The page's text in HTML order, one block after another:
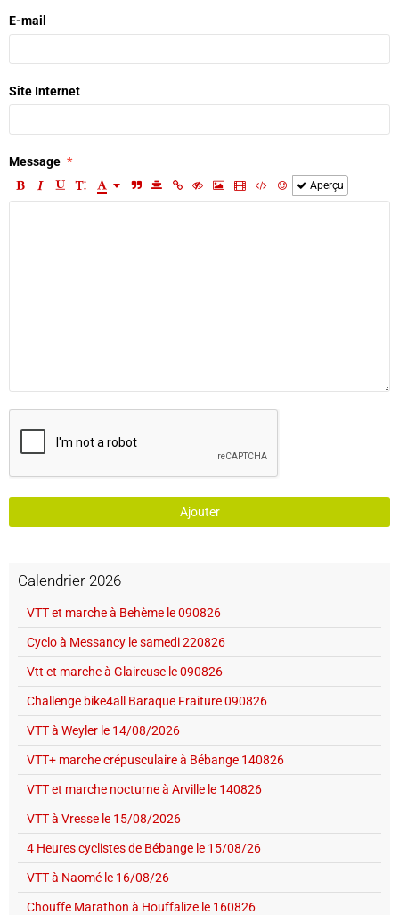
E-mail
Site Internet
Message
Aperçu
Ajouter
Calendrier 2026
VTT et marche à Behème le 090826
Cyclo à Messancy le samedi 220826
Vtt et marche à Glaireuse le 090826
Challenge bike4all Baraque Fraiture 090826
VTT à Weyler le 14/08/2026
VTT+ marche crépusculaire à Bébange 140826
VTT et marche nocturne à Arville le 140826
VTT à Vresse le 15/08/2026
4 Heures cyclistes de Bébange le 15/08/26
VTT à Naomé le 16/08/26
Chouffe Marathon à Houffalize le 160826